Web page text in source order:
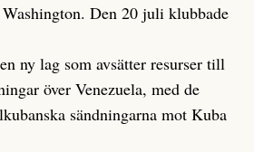
Den 20 juli klubbade
ny lag som avsätter resurser till
över Venezuela, med de
sändningarna mot Kuba